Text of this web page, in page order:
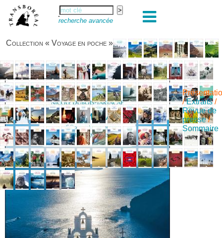
recherche avancée
Collection « Voyage en poche »
/Extraits/
Revue de
presse/
Sommaire